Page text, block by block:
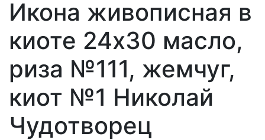
Икона живописная в
киоте 24х30 масло,
риза №111, жемчуг,
киот №1 Николай
Чудотворец